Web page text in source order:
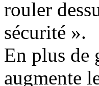
rouler
sécurité ».
En plus de
augmente